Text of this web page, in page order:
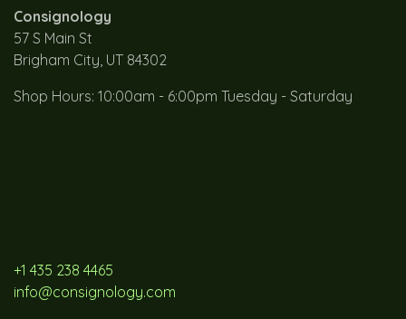
Consignology
57 S Main St
Brigham City, UT 84302
Shop Hours: 10:00am - 6:00pm Tuesday - Saturday
+1 435 238 4465
info@consignology.com